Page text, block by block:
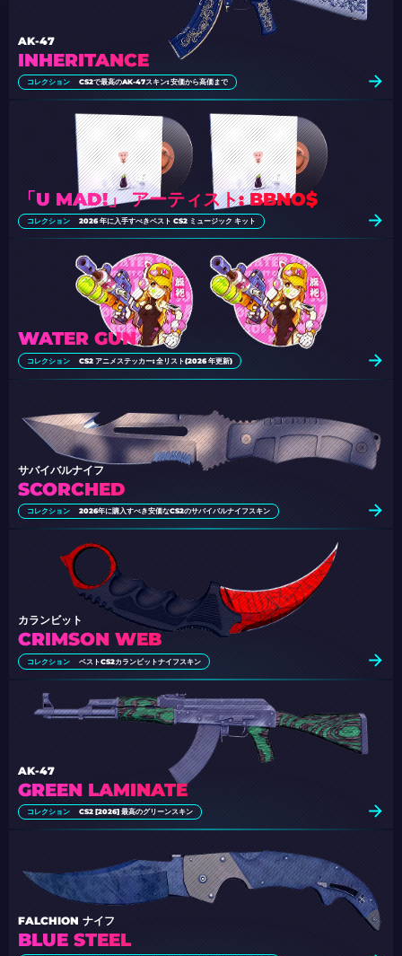
INHERITANCE
AK-47
コレクション CS2で最高のAK-47スキン: 安価から高価まで
「U MAD!」 アーティスト: BBNO$
コレクション 2026 年に入手すべきベスト CS2 ミュージック キット
WATER GUN
コレクション CS2 アニメステッカー: 全リスト(2026 年更新)
SCORCHED
サバイバルナイフ
コレクション 2026年に購入すべき安価なCS2のサバイバルナイフスキン
CRIMSON WEB
カランビット
コレクション ベストCS2カランビットナイフスキン
GREEN LAMINATE
AK-47
コレクション CS2 [2026] 最高のグリーンスキン
BLUE STEEL
FALCHION ナイフ